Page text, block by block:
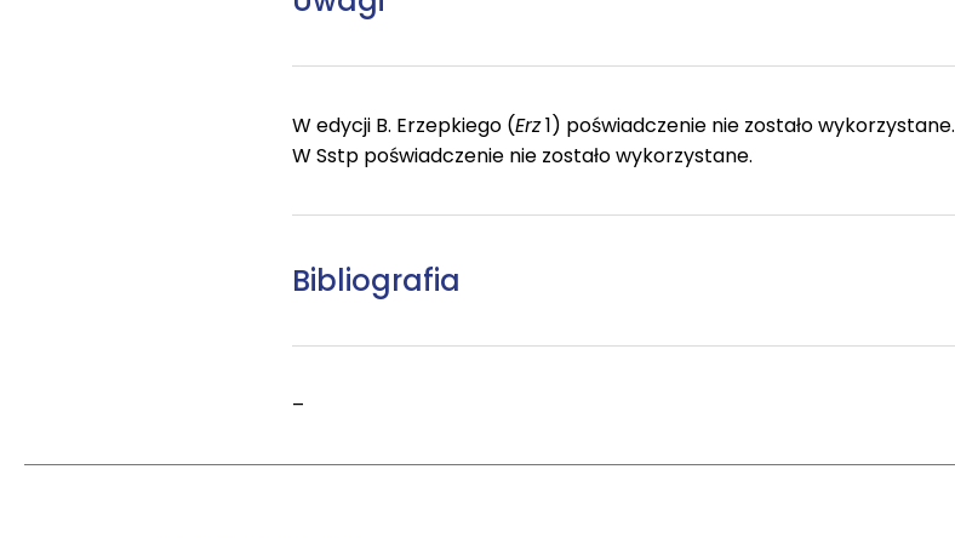
W edycji B. Erzepkiego (Erz1) poświadczenie nie zostało wykorzystane.
W Sstp poświadczenie nie zostało wykorzystane.
Bibliografia
–